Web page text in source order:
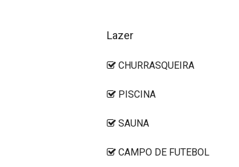
Lazer
CHURRASQUEIRA
PISCINA
SAUNA
CAMPO DE FUTEBOL